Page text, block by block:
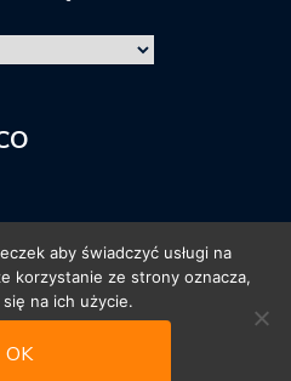
aby świadczyć usługi na
korzystanie ze strony oznacza,
na ich użycie.
OK